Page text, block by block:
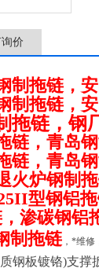
价
制拖链，
制拖链，
拖链，钢
链，青岛
链，青岛
火炉钢制
型钢铝
渗碳钢铝
制拖链 ，*维修
钢板镀铬)支撑